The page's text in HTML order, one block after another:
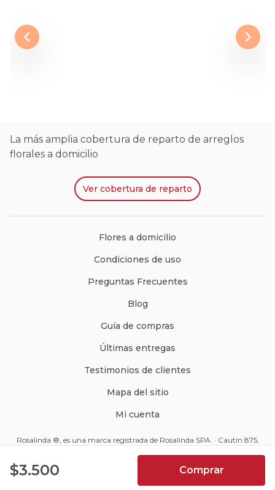
$3.500 Comprar
La más amplia cobertura de reparto de arreglos
florales a domicilio
Ver cobertura de reparto
Flores a domicilio
Condiciones de uso
Preguntas Frecuentes
Blog
Guía de compras
Últimas entregas
Testimonios de clientes
Mapa del sitio
Mi cuenta
Rosalinda ®, es una marca registrada de Rosalinda SPA. · Cautín 875,
+562 2570 9510
4.9
7066Reseñas de